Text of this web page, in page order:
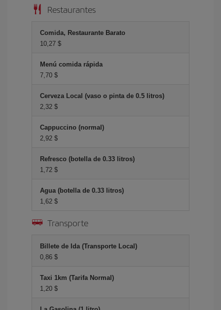
Restaurantes
Comida, Restaurante Barato
10,27 $
Menú comida rápida
7,70 $
Cerveza Local (vaso o pinta de 0.5 litros)
2,32 $
Cappuccino (normal)
2,92 $
Refresco (botella de 0.33 litros)
1,72 $
Agua (botella de 0.33 litros)
1,62 $
Transporte
Billete de Ida (Transporte Local)
0,86 $
Taxi 1km (Tarifa Normal)
1,20 $